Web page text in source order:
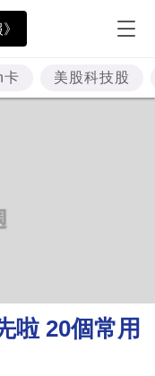
卡 美股科技股
啦 20個常用